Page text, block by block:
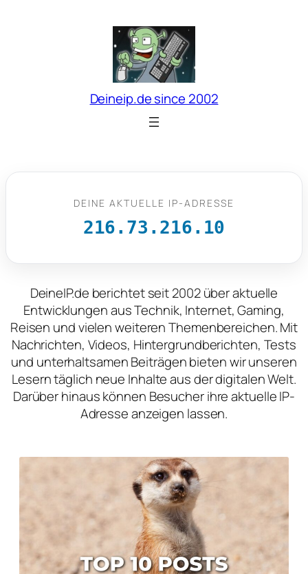
Deineip.de since 2002
DEINE AKTUELLE IP-ADRESSE
216.73.216.10
DeineIP.de berichtet seit 2002 über aktuelle
Entwicklungen aus Technik, Internet, Gaming,
Reisen und vielen weiteren Themenbereichen. Mit
Nachrichten, Videos, Hintergrundberichten, Tests
und unterhaltsamen Beiträgen bieten wir unseren
Lesern täglich neue Inhalte aus der digitalen Welt.
Darüber hinaus können Besucher ihre aktuelle IP-
Adresse anzeigen lassen.